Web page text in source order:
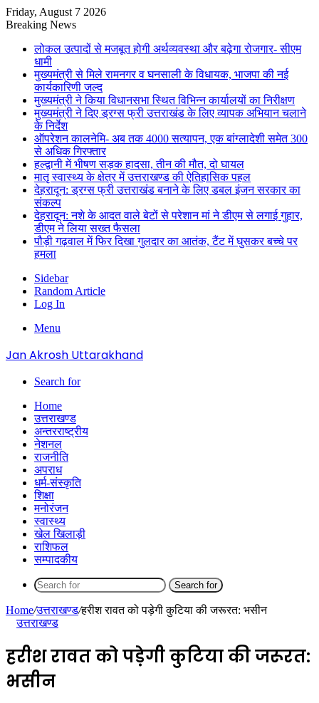
Friday, August 7 2026
Breaking News
लोकल उत्पादों से मजबूत होगी अर्थव्यवस्था और बढ़ेगा रोजगार- सीएम
धामी
मुख्यमंत्री से मिले रामनगर व घनसाली के विधायक, भाजपा की नई
कार्यकारिणी जल्द
मुख्यमंत्री ने किया विधानसभा स्थित विभिन्न कार्यालयों का निरीक्षण
मुख्यमंत्री ने दिए ड्रग्स फ्री उत्तराखंड के लिए व्यापक अभियान चलाने
के निर्देश
ऑपरेशन कालनेमि- अब तक 4000 सत्यापन, एक बांग्लादेशी समेत 300
से अधिक गिरफ्तार
हल्द्वानी में भीषण सड़क हादसा, तीन की मौत, दो घायल
मातृ स्वास्थ्य के क्षेत्र में उत्तराखण्ड की ऐतिहासिक पहल
देहरादून: ड्रग्स फ्री उत्तराखंड बनाने के लिए डबल इंजन सरकार का
संकल्प
देहरादून: नशे के आदत वाले बेटों से परेशान मां ने डीएम से लगाई गुहार,
डीएम ने लिया सख्त फैसला
पौड़ी गढ़वाल में फिर दिखा गुलदार का आतंक, टैंट में घुसकर बच्चे पर
हमला
Sidebar
Random Article
Log In
Menu
Jan Akrosh Uttarakhand
Search for
Home
उत्तराखण्ड
अन्तरराष्ट्रीय
नेशनल
राजनीति
अपराध
धर्म-संस्कृति
शिक्षा
मनोरंजन
स्वास्थ्य
खेल खिलाड़ी
राशिफल
सम्पादकीय
Search for
Home/उत्तराखण्ड/हरीश रावत को पड़ेगी कुटिया की जरूरत: भसीन
उत्तराखण्ड
हरीश रावत को पड़ेगी कुटिया की जरूरत:
भसीन